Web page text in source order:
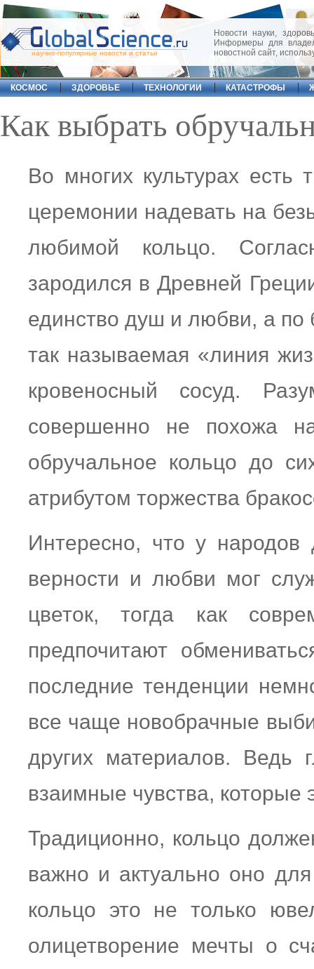
научно-популярные новости и статьи
Новости науки,
Информеры для
новостной сайт,
КОСМОС ЗДОРОВЬЕ ТЕХНОЛОГИИ КАТАСТРОФЫ
Как выбрать
Во многих культурах есть
церемонии надевать на
любимой кольцо.
зародился в Древней
единство душ и любви, а по
так называемая «линия
кровеносный сосуд.
совершенно не похожа
обручальное кольцо до
атрибутом торжества
Интересно, что у народов
верности и любви мог
цветок, тогда как
предпочитают
последние тенденции
все чаще новобрачные
других материалов.
взаимные чувства, которые
Традиционно, кольцо
важно и актуально оно
кольцо это не только
олицетворение мечты о